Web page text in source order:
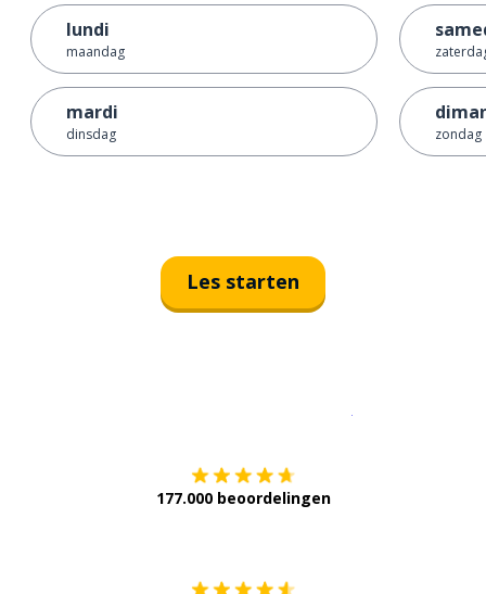
lundi
maandag
mardi
dinsdag zondag
Les starten
177.000 beoordelingen